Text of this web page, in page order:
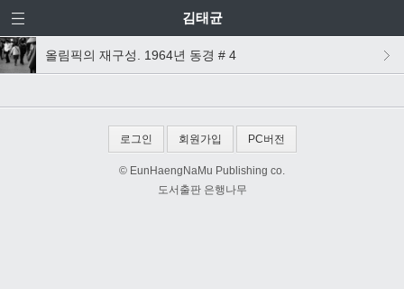
김태균
올림픽의 재구성. 1964년 동경 # 4
로그인 회원가입 PC버전
© EunHaengNaMu Publishing co.
도서출판 은행나무